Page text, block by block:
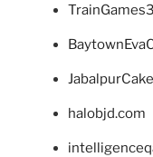
halobjd.com